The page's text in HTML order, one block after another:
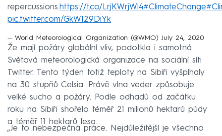
repercussions.https://t.co/LrjKWrjWl4#ClimateChange
pic.twitter.com/GkW129DiYk
— World Meteorological Organization (@WMO) July 24, 2020
Že mají požáry globální vliv, podotkla i samotná
Světová meteorologická organizace na sociální síti
Twitter. Tento týden totiž teploty na Sibiři vyšplhaly
na 30 stupňů Celsia. Právě vlna veder způsobuje
velké sucho a požáry. Podle odhadů od začátku
roku na Sibiři shořelo téměř 21 milionů hektarů půdy
a téměř 11 hektarů lesa.
„Je to nebezpečná práce. Nejdůležitější je všechno